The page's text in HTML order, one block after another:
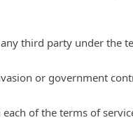
third party under the
or government
of the terms of